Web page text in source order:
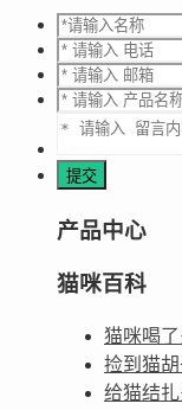
产品中心
猫咪百科
猫咪喝了
捡到猫
给猫结